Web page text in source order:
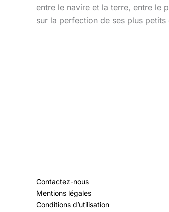
entre le navire et la terre, entre le
sur la perfection de ses plus
Contactez-nous
Mentions légales
Conditions d’utilisation